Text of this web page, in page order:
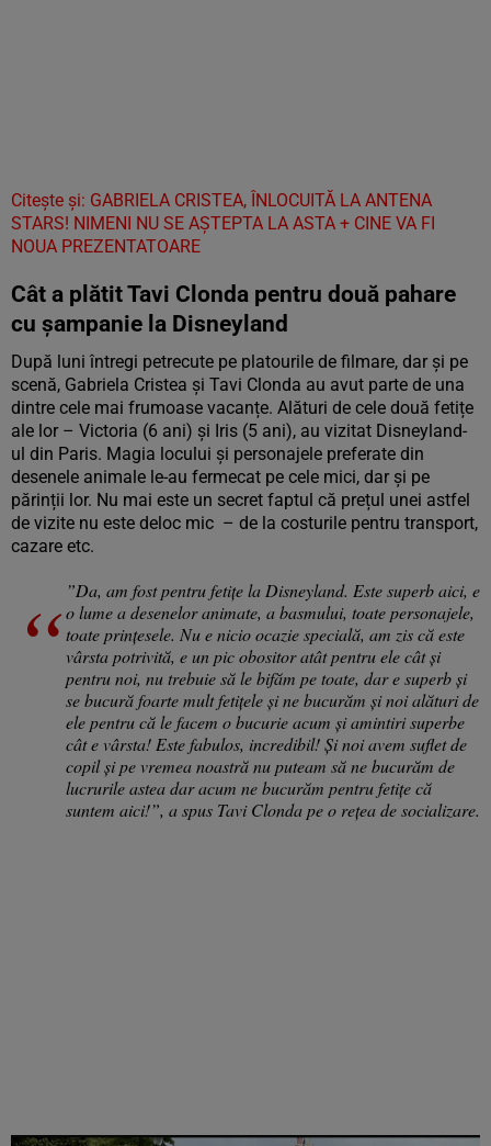
Citește și: GABRIELA CRISTEA, ÎNLOCUITĂ LA ANTENA
STARS! NIMENI NU SE AȘTEPTA LA ASTA + CINE VA FI
NOUA PREZENTATOARE
Cât a plătit Tavi Clonda pentru două pahare
cu șampanie la Disneyland
După luni întregi petrecute pe platourile de filmare, dar și pe
scenă, Gabriela Cristea și Tavi Clonda au avut parte de una
dintre cele mai frumoase vacanțe. Alături de cele două fetițe
ale lor – Victoria (6 ani) și Iris (5 ani), au vizitat Disneyland-
ul din Paris. Magia locului și personajele preferate din
desenele animale le-au fermecat pe cele mici, dar și pe
părinții lor. Nu mai este un secret faptul că prețul unei astfel
de vizite nu este deloc mic – de la costurile pentru transport,
cazare etc.
”Da, am fost pentru fetițe la Disneyland. Este superb aici, e
o lume a desenelor animate, a basmului, toate personajele,
toate prințesele. Nu e nicio ocazie specială, am zis că este
vârsta potrivită, e un pic obositor atât pentru ele cât și
pentru noi, nu trebuie să le bifăm pe toate, dar e superb și
se bucură foarte mult fetițele și ne bucurăm și noi alături de
ele pentru că le facem o bucurie acum și amintiri superbe
cât e vârsta! Este fabulos, incredibil! Și noi avem suflet de
copil și pe vremea noastră nu puteam să ne bucurăm de
lucrurile astea dar acum ne bucurăm pentru fetițe că
suntem aici!”, a spus Tavi Clonda pe o rețea de socializare.